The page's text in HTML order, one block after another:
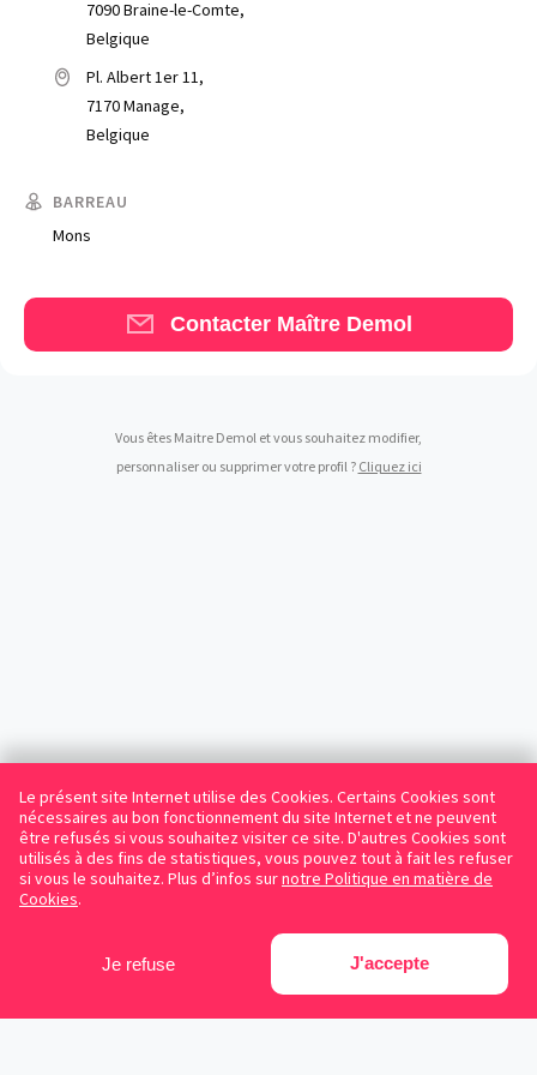
Qui sommes-nous
Le présent site Internet utilise des Cookies. Certains Cookies sont
nécessaires au bon fonctionnement du site Internet et ne peuvent
être refusés si vous souhaitez visiter ce site. D'autres Cookies sont
utilisés à des fins de statistiques, vous pouvez tout à fait les refuser
si vous le souhaitez. Plus d’infos surnotre Politique en matière de
Cookies.
Je refuse J'accepte
7090 Braine-le-Comte,
Belgique
Pl. Albert 1er 11,
7170 Manage,
Belgique
BARREAU
Mons
Contacter Maître Demol
Vous êtes Maitre Demol et vous souhaitez modifier,
personnaliser ou supprimer votre profil ? Cliquez ici